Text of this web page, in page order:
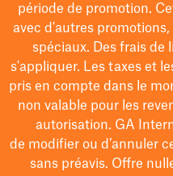
période de promotion.
avec d'autres
spéciaux. Des frais de
s'appliquer. Les taxes et
pris en compte dans le
non valable pour les
autorisation. GA
de modifierou d’annuler
sans préavis. Offre